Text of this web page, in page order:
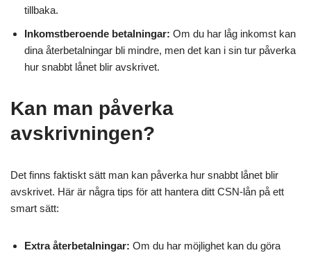
tillbaka.
Inkomstberoende betalningar: Om du har låg inkomst kan
dina återbetalningar bli mindre, men det kan i sin tur påverka
hur snabbt lånet blir avskrivet.
Kan man påverka
avskrivningen?
Det finns faktiskt sätt man kan påverka hur snabbt lånet blir
avskrivet. Här är några tips för att hantera ditt CSN-lån på ett
smart sätt:
Extra återbetalningar: Om du har möjlighet kan du göra